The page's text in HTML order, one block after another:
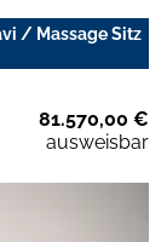
/ Massage Sitz
81.570,00 €
ausweisbar